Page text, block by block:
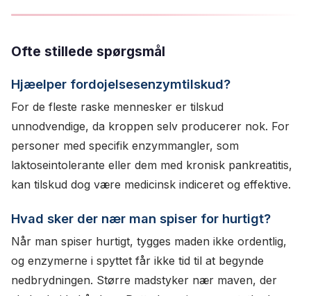
Ofte stillede spørgsmål
Hjæelper fordojelsesenzymtilskud?
For de fleste raske mennesker er tilskud
unnodvendige, da kroppen selv producerer nok. For
personer med specifik enzymmangler, som
laktoseintolerante eller dem med kronisk pankreatitis,
kan tilskud dog være medicinsk indiceret og effektive.
Hvad sker der nær man spiser for hurtigt?
Når man spiser hurtigt, tygges maden ikke ordentlig,
og enzymerne i spyttet får ikke tid til at begynde
nedbrydningen. Større madstyker nær maven, der